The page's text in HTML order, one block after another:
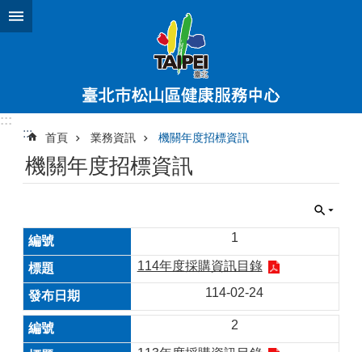
跳到主要內容區塊
:::
:::
首頁 業務資訊 機關年度招標資訊
機關年度招標資訊
1
114年度採購資訊目錄
114-02-24
2